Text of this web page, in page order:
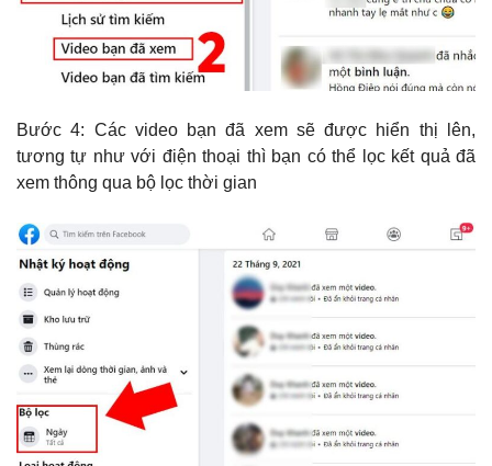
Bước 4: Các video bạn đã xem sẽ được hiển thị lên,
tương tự như với điện thoại thì bạn có thể lọc kết quả đã
xem thông qua bộ lọc thời gian